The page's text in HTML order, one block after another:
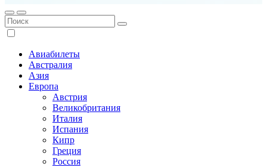
Авиабилеты
Австралия
Азия
Европа
Австрия
Великобритания
Италия
Испания
Кипр
Греция
Россия